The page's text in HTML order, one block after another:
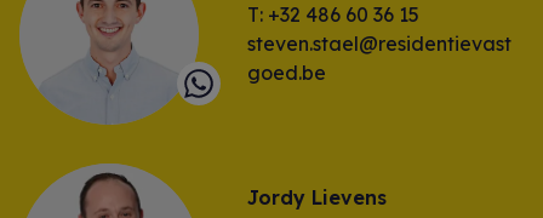
T: +32 486 60 36 15
steven.stael@residentievast
goed.be
Jordy Lievens